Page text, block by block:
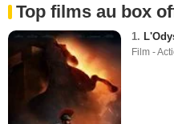
Top films au box
1.
Film -